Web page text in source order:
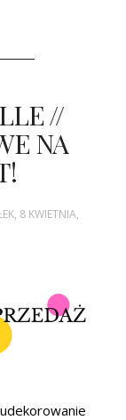
//
NA
8 KWIETNIA,